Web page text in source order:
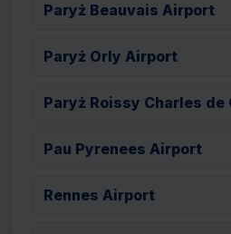
Paryż Beauvais Airport
Paryż Orly Airport
Paryż Roissy Charles
Pau Pyrenees Airport
Rennes Airport